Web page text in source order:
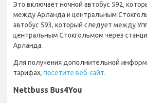
Это включает ночной автобус 592,
между Арланда и центральным
автобус 593, который следует между
центральным Стокгольмом через
Арланда.
Для получения дополнительной
тарифах, посетите веб-сайт.
Nettbuss Bus4You